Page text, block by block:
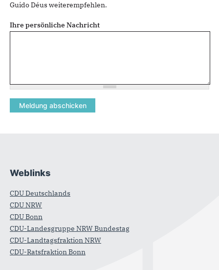
Guido Déus weiterempfehlen.
Ihre persönliche Nachricht
Fußbereich
Weblinks
CDU Deutschlands
CDU NRW
CDU Bonn
CDU-Landesgruppe NRW Bundestag
CDU-Landtagsfraktion NRW
CDU-Ratsfraktion Bonn